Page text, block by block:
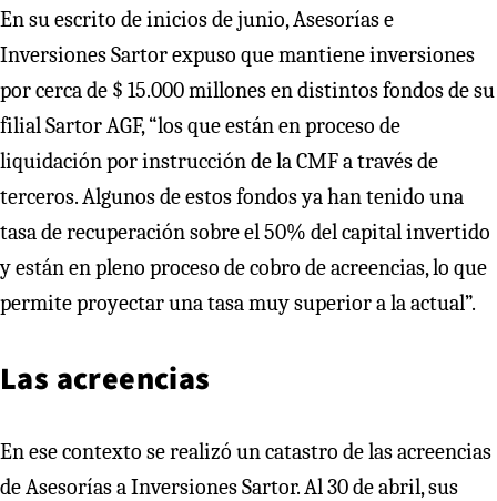
En su escrito de inicios de junio, Asesorías e
Inversiones Sartor expuso que mantiene inversiones
por cerca de $ 15.000 millones en distintos fondos de su
filial Sartor AGF, “los que están en proceso de
liquidación por instrucción de la CMF a través de
terceros. Algunos de estos fondos ya han tenido una
tasa de recuperación sobre el 50% del capital invertido
y están en pleno proceso de cobro de acreencias, lo que
permite proyectar una tasa muy superior a la actual”.
Las acreencias
En ese contexto se realizó un catastro de las acreencias
de Asesorías a Inversiones Sartor. Al 30 de abril, sus